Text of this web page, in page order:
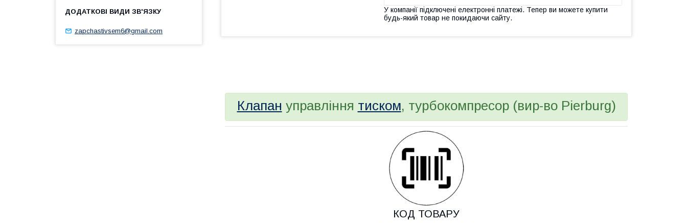
У компанії підключені електронні платежі. Тепер ви можете купити
будь-який товар не покидаючи сайту.
Клапан управління тиском, турбокомпресор (вир-во Pierburg)
КОД ТОВАРУ
zapchastivsem6@gmail.com